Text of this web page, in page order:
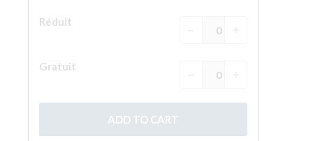
FRANÇAIS